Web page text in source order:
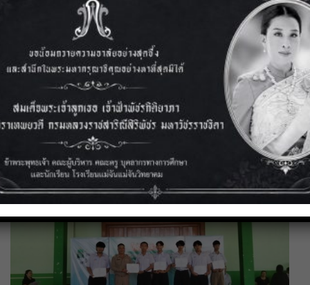
6 กรกฎาคม 2569
พิธีมอบเกียรติบัตรให้แก่นักเรียนที่เข้าร่วมการแข่งขันทักษะ
วิชาการคณิตศาสตร์ ภาคเรียนที่ 1 ปีการศึกษา 2569